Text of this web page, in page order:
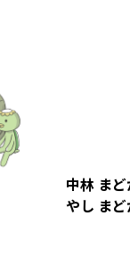
中林 ま
やし ま